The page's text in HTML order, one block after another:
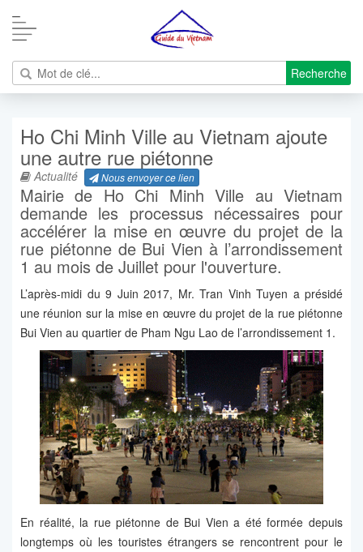
Recherche
Ho Chi Minh Ville au Vietnam ajoute
une autre rue piétonne
Actualité Nous envoyer ce lien
Mairie de Ho Chi Minh Ville au Vietnam
demande les processus nécessaires pour
accélérer la mise en œuvre du projet de la
rue piétonne de Bui Vien à l’arrondissement
1 au mois de Juillet pour l'ouverture.
L’après-midi du 9 Juin 2017, Mr. Tran Vinh Tuyen a présidé
une réunion sur la mise en œuvre du projet de la rue piétonne
Bui Vien au quartier de Pham Ngu Lao de l’arrondissement 1.
En réalité, la rue piétonne de Bui Vien a été formée depuis
longtemps où les touristes étrangers se rencontrent pour le